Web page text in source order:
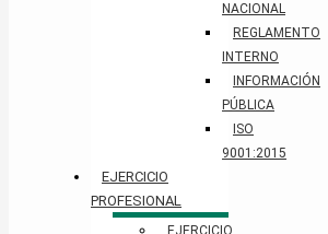
NACIONAL
REGLAMENTO
INTERNO
INFORMACIÓN
PÚBLICA
ISO
9001:2015
EJERCICIO
PROFESIONAL